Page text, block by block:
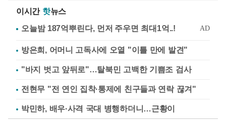
이시간 핫뉴스
방은희, 어머니 고독사에 오열 "이틀 만에 발견"
"바지 벗고 앞뒤로"…탈북민 고백한 기쁨조 검사
전현무 "전 연인 집착·통제에 친구들과 연락 끊겨"
박민하, 배우·사격 국대 병행하더니…근황이